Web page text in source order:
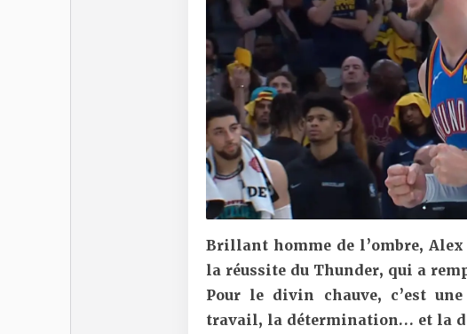
Brillant homme de l’ombre,
la réussite du Thunder, qui a
Pour le divin chauve, c’est
travail, la détermination… et la